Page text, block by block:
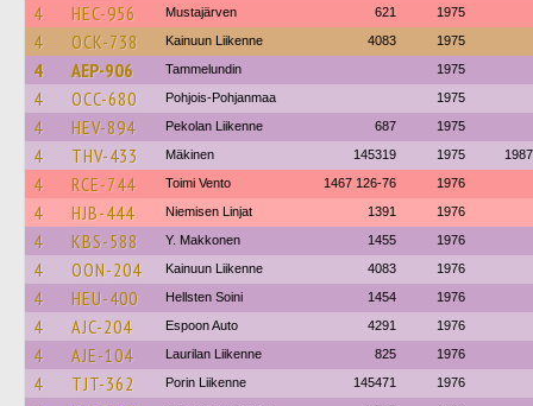
4 HEC-956 Mustajärven 621 1975
4 OCK-738 Kainuun Liikenne 4083 1975
4 AEP-906 Tammelundin 1975
4 OCC-680 Pohjois-Pohjanmaa 1975
4 HEV-894 Pekolan Liikenne 687 1975
4 THV-433 Mäkinen 145319 1975 1987
4 RCE-744 Toimi Vento 1467 126-76 1976
4 HJB-444 Niemisen Linjat 1391 1976
4 KBS-588 Y. Makkonen 1455 1976
4 OON-204 Kainuun Liikenne 4083 1976
4 HEU-400 Hellsten Soini 1454 1976
4 AJC-204 Espoon Auto 4291 1976
4 AJE-104 Laurilan Liikenne 825 1976
4 TJT-362 Porin Liikenne 145471 1976